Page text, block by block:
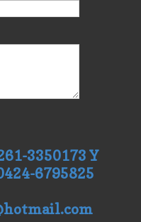
3350173 Y
6795825